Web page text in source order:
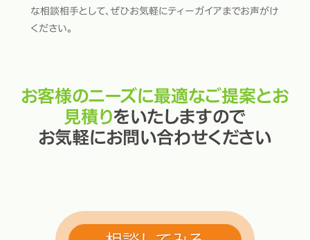
な相談相手として、ぜひお気軽にティーガイアまでお声がけ
ください。
お客様のニーズに最適なご提案とお
見積りをいたしますので
お気軽にお問い合わせください